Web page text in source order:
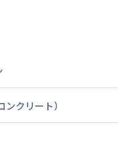
ンクリート）